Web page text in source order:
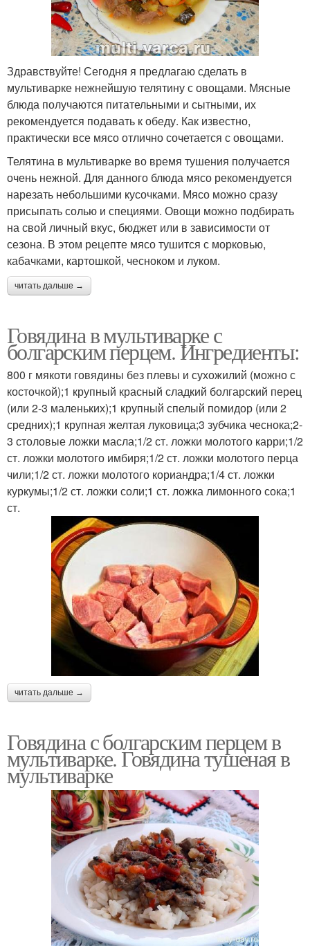
Здравствуйте! Сегодня я предлагаю сделать в
мультиварке нежнейшую телятину с овощами. Мясные
блюда получаются питательными и сытными, их
рекомендуется подавать к обеду. Как известно,
практически все мясо отлично сочетается с овощами.
Телятина в мультиварке во время тушения получается
очень нежной. Для данного блюда мясо рекомендуется
нарезать небольшими кусочками. Мясо можно сразу
присыпать солью и специями. Овощи можно подбирать
на свой личный вкус, бюджет или в зависимости от
сезона. В этом рецепте мясо тушится с морковью,
кабачками, картошкой, чесноком и луком.
читать дальше →
Говядина в мультиварке с
болгарским перцем. Ингредиенты:
800 г мякоти говядины без плевы и сухожилий (можно с
косточкой);1 крупный красный сладкий болгарский перец
(или 2-3 маленьких);1 крупный спелый помидор (или 2
средних);1 крупная желтая луковица;3 зубчика чеснока;2-
3 столовые ложки масла;1/2 ст. ложки молотого карри;1/2
ст. ложки молотого имбиря;1/2 ст. ложки молотого перца
чили;1/2 ст. ложки молотого кориандра;1/4 ст. ложки
куркумы;1/2 ст. ложки соли;1 ст. ложка лимонного сока;1
ст.
читать дальше →
Говядина с болгарским перцем в
мультиварке. Говядина тушеная в
мультиварке